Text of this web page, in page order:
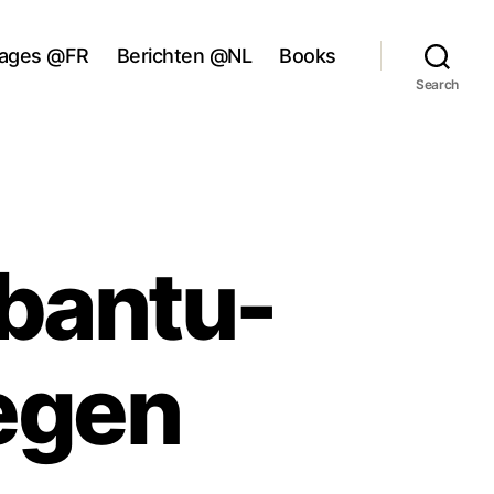
@FR Berichten @NL Books
Search